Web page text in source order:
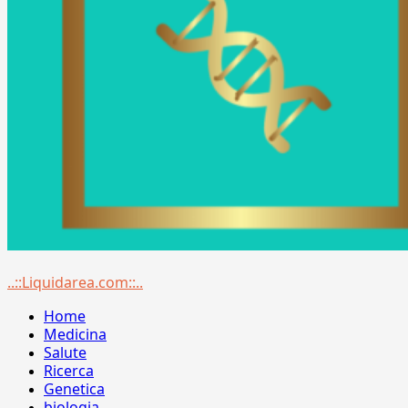
Menu
..::Liquidarea.com::..
Home
Medicina
Salute
Ricerca
Genetica